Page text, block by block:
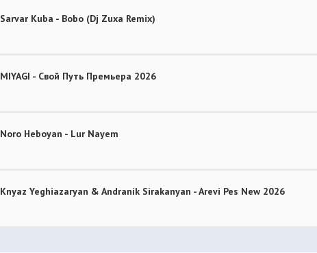
Sarvar Kuba - Bobo (Dj Zuxa Remix)
MIYAGI - Свой Путь Премьера 2026
Noro Heboyan - Lur Nayem
Knyaz Yeghiazaryan & Andranik Sirakanyan - Arevi Pes New 2026